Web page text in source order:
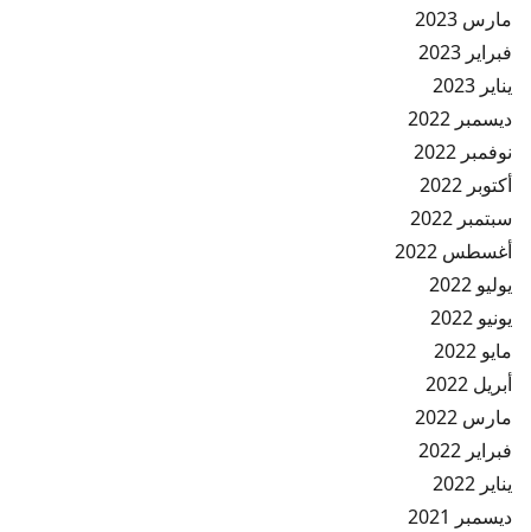
مارس 2023
فبراير 2023
يناير 2023
ديسمبر 2022
نوفمبر 2022
أكتوبر 2022
سبتمبر 2022
أغسطس 2022
يوليو 2022
يونيو 2022
مايو 2022
أبريل 2022
مارس 2022
فبراير 2022
يناير 2022
ديسمبر 2021